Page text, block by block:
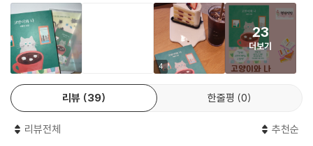
사람들은 고양이가 된 이들과의 법적 관계와 생활 패턴, 소통 방식 같은 현
실적인 고민들에 부딪히다가도 ‘고양이가 되면 사람일 때의 기억을 갖고
있을까?’, ‘수명은 사람 기준일까, 고양이 기준일까?’, ‘한번 선택하면 인간
으로 돌아올 수 없는 걸까?’ 같은 질문을 쏟아내며 그들의 선택을 존중하고
이해해나가는 모습을 보여준다. 여기에 귀여운 외모와 달리 제법 도도하고
까칠한 고양이와 다채로운 인물들 사이의 묘한 인연은 예측할 수 없는 재
상적인 요소를 가미함으로써 《고양이와 나》는 서로 다른 존재들이 공존하
4
23
더보기
리뷰 39 한줄평 0
리뷰전체 추천순